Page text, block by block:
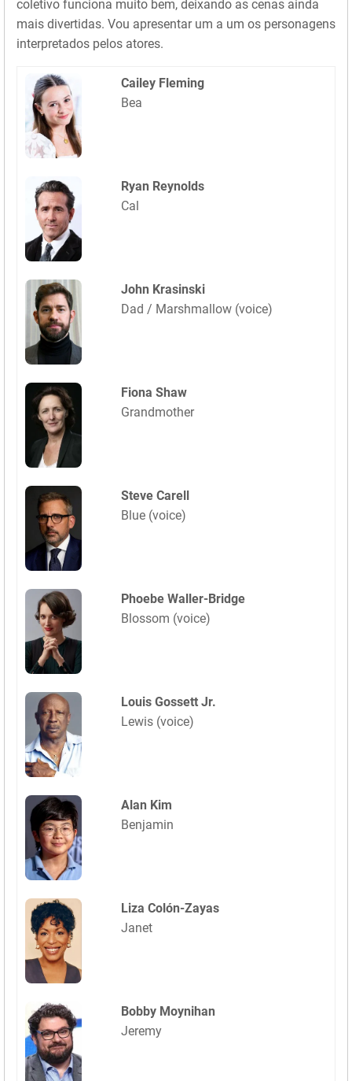
coletivo funciona muito bem, deixando as cenas ainda
mais divertidas. Vou apresentar um a um os personagens
interpretados pelos atores.
Cailey Fleming
Bea
Ryan Reynolds
Cal
John Krasinski
Dad / Marshmallow (voice)
Fiona Shaw
Grandmother
Steve Carell
Blue (voice)
Phoebe Waller-Bridge
Blossom (voice)
Louis Gossett Jr.
Lewis (voice)
Alan Kim
Benjamin
Liza Colón-Zayas
Janet
Bobby Moynihan
Jeremy